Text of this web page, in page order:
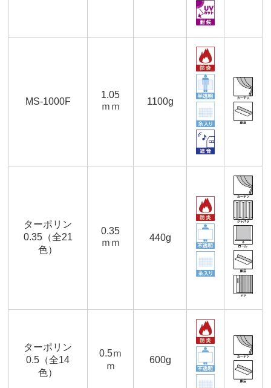
MS-1000F
1.05
ｍｍ
1100g
ターポリン
0.35（全21
色）
0.35
ｍｍ
440g
ターポリン
0.5（全14
色）
0.5ｍ
ｍ
600g